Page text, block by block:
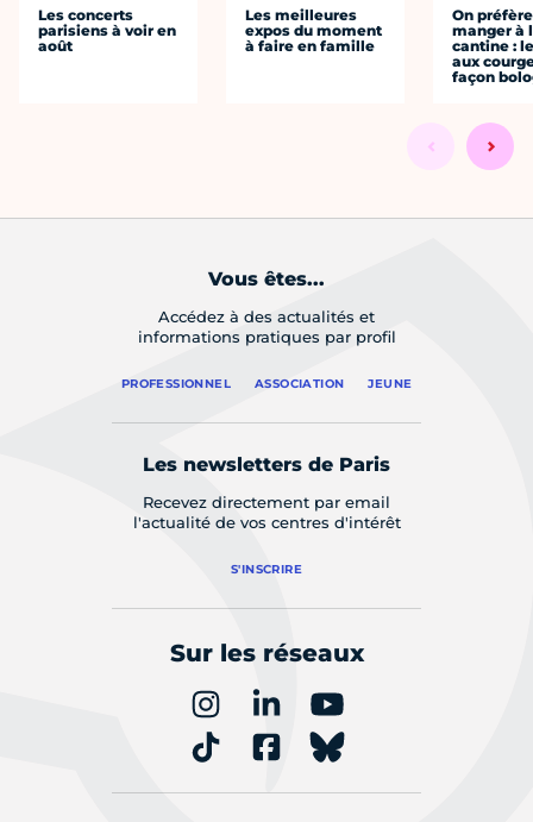
Les concerts
parisiens à voir en
août
Les meilleures
expos du moment
à faire en famille
On préfère
manger à
cantine :
aux
façon
Vous êtes...
Accédez à des actualités et
informations pratiques par profil
PROFESSIONNEL ASSOCIATION JEUNE
Les newsletters de Paris
Recevez directement par email
l'actualité de vos centres d'intérêt
S'INSCRIRE
Sur les réseaux